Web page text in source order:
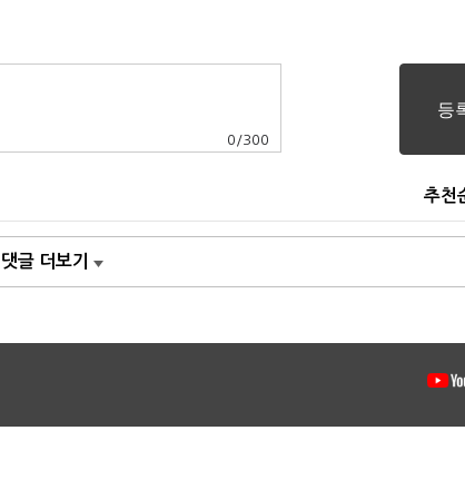
0 /300
추천
댓글 더보기